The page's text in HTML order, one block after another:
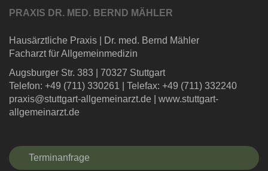
PRAXIS DR. MED. BERND MÄHLER
Hausärztliche Praxis
Dr. med. Bernd Mähler
Facharzt für Allgemeinmedizin
Augsburger Str. 383
70327 Stuttgart
Telefon: +49 (711) 330261
Telefax: +49 (711) 332240
praxis@stuttgart-allgemeinarzt.de
www.stuttgart-
allgemeinarzt.de
Terminanfrage